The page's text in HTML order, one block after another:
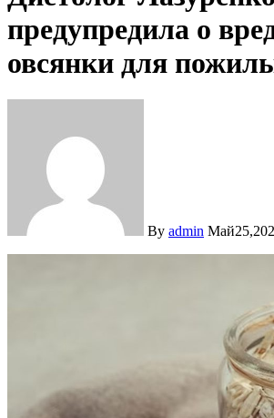
предупредила о
овсянки для
By admin